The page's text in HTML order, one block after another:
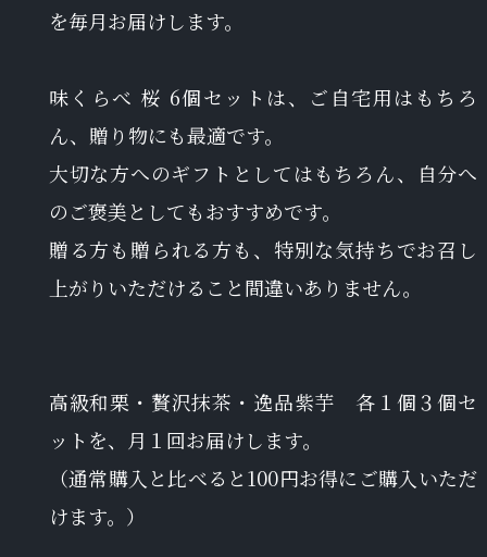
を毎月お届けします。
味くらべ 桜 6個セットは、ご自宅用はもちろ
ん、贈り物にも最適です。
大切な方へのギフトとしてはもちろん、自分へ
のご褒美としてもおすすめです。
贈る方も贈られる方も、特別な気持ちでお召し
上がりいただけること間違いありません。
高級和栗・贅沢抹茶・逸品紫芋 各１個３個セ
ットを、月１回お届けします。
（通常購入と比べると100円お得にご購入いただ
けます。）